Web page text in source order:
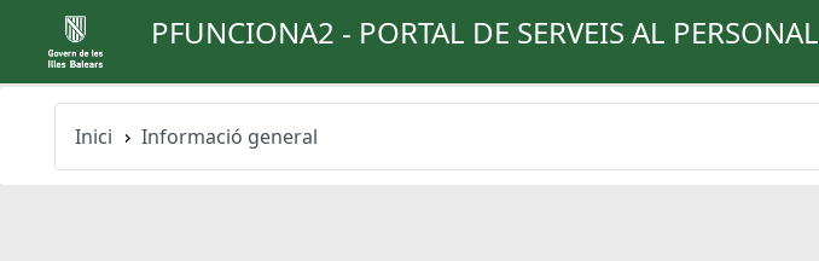
PFUNCIONA2 - PORTAL DE SERVEIS AL PERSONAL
Inici Informació general